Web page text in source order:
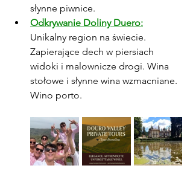
słynne piwnice.
Odkrywanie Doliny Duero:
Unikalny region na świecie.
Zapierające dech w piersiach
widoki i malownicze drogi. Wina
stołowe i słynne wina wzmacniane.
Wino porto.